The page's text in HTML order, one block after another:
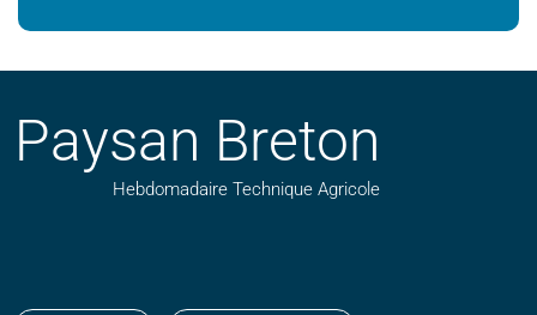
Paysan Breton
Hebdomadaire Technique Agricole